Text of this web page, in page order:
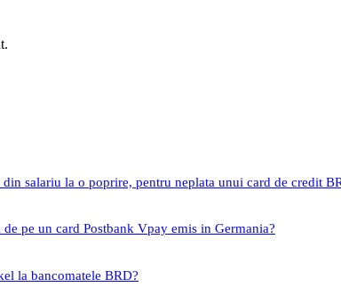
din salariu la o poprire, pentru neplata unui card de credit
pe un card Postbank Vpay emis in Germania?
la bancomatele BRD?